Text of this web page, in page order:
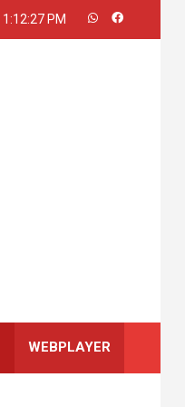
1:12:27 PM
WEBPLAYER